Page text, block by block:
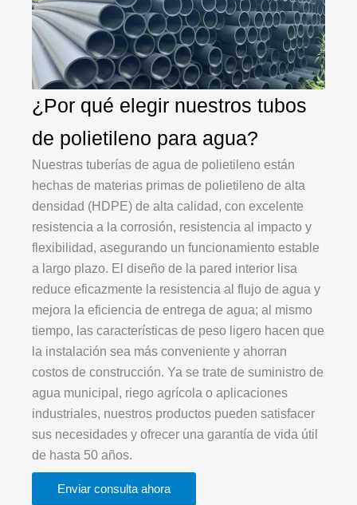
¿Por qué elegir nuestros tubos
de polietileno para agua?
Nuestras tuberías de agua de polietileno están
hechas de materias primas de polietileno de alta
densidad (HDPE) de alta calidad, con excelente
resistencia a la corrosión, resistencia al impacto y
flexibilidad, asegurando un funcionamiento estable
a largo plazo. El diseño de la pared interior lisa
reduce eficazmente la resistencia al flujo de agua y
mejora la eficiencia de entrega de agua; al mismo
tiempo, las características de peso ligero hacen que
la instalación sea más conveniente y ahorran
costos de construcción. Ya se trate de suministro de
agua municipal, riego agrícola o aplicaciones
industriales, nuestros productos pueden satisfacer
sus necesidades y ofrecer una garantía de vida útil
de hasta 50 años.
Enviar consulta ahora